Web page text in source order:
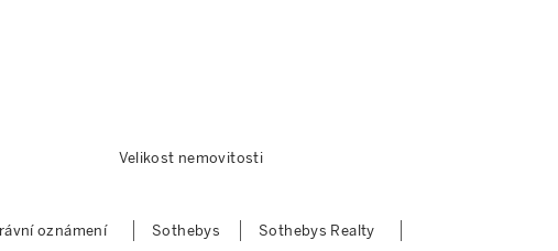
Velikost nemovitosti
oznámení Sothebys
Sothebys Realty